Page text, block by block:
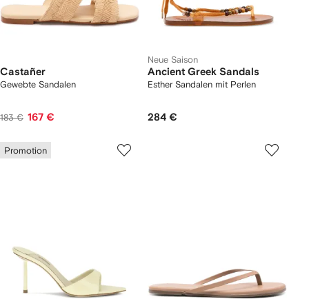
Castañer
Gewebte Sandalen
183 € 167 €
Neue Saison
Ancient Greek Sandals
Esther Sandalen mit Perlen
284 €
Promotion